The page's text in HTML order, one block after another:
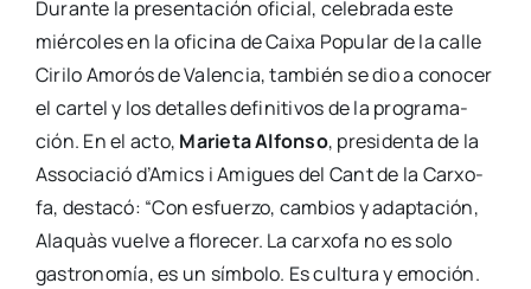
Duran­te la pre­sen­ta­ción ofi­cial, cele­bra­da este
miér­co­les en la ofi­ci­na de Cai­xa Popu­lar de la calle
Ciri­lo Amo­rós de Valen­cia, tam­bién se dio a cono­cer
el car­tel y los deta­lles defi­ni­ti­vos de la pro­gra­ma­
ción. En el acto, Marie­ta Alfon­so, pre­si­den­ta de la
Asso­cia­ció d’Amics i Ami­gues del Cant de la Car­xo­
fa, des­ta­có: “Con esfuer­zo, cam­bios y adap­ta­ción,
Ala­quàs vuel­ve a flo­re­cer. La car­xo­fa no es solo
gas­tro­no­mía, es un sím­bo­lo. Es cul­tu­ra y emo­ción.